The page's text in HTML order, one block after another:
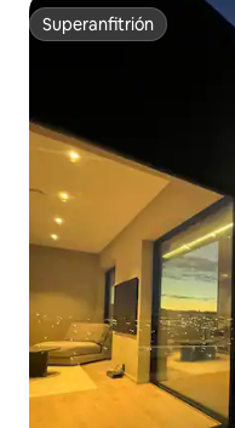
Superanfitrión
Superanfitrión